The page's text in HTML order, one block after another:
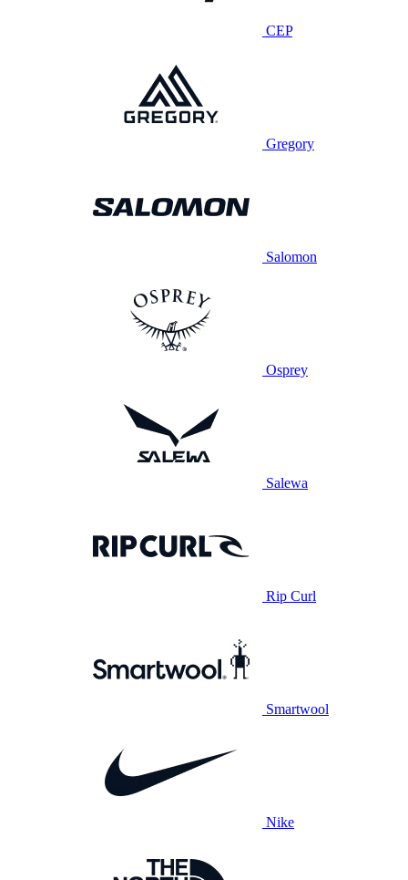
CEP
Gregory
Salomon
Osprey
Salewa
Rip Curl
Smartwool
Nike